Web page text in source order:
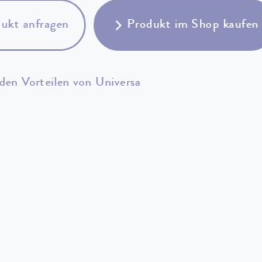
anfragen Produkt im Shop kaufen
Vorteilen von Universa